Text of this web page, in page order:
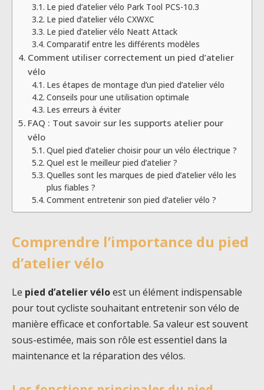
Le pied d’atelier vélo Park Tool PCS-10.3
Le pied d’atelier vélo CXWXC
Le pied d’atelier vélo Neatt Attack
Comparatif entre les différents modèles
Comment utiliser correctement un pied d’atelier
vélo
Les étapes de montage d’un pied d’atelier vélo
Conseils pour une utilisation optimale
Les erreurs à éviter
FAQ : Tout savoir sur les supports atelier pour
vélo
Quel pied d’atelier choisir pour un vélo électrique ?
Quel est le meilleur pied d’atelier ?
Quelles sont les marques de pied d’atelier vélo les
plus fiables ?
Comment entretenir son pied d’atelier vélo ?
Comprendre l’importance du pied
d’atelier vélo
Le pied d’atelier véloest un élément indispensable
pour tout cycliste souhaitant entretenir son vélo de
manière efficace et confortable. Sa valeur est souvent
sous-estimée, mais son rôle est essentiel dans la
maintenance et la réparation des vélos.